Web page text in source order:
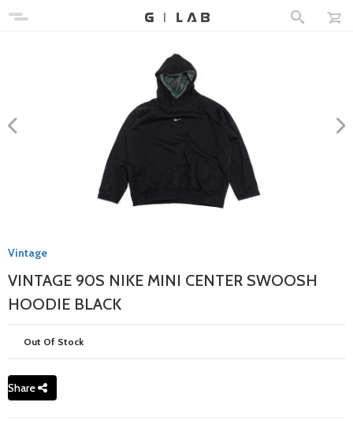
Vintage
VINTAGE 90S NIKE MINI CENTER SWOOSH
HOODIE BLACK
Out Of Stock
Share